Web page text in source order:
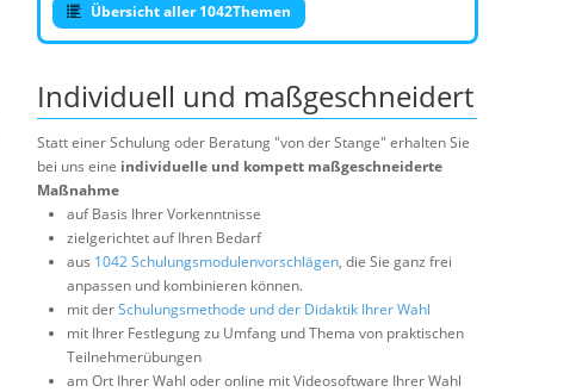
Übersicht aller 1042Themen
Individuell und maßgeschneidert
Statt einer Schulung oder Beratung "von der Stange" erhalten Sie
bei uns eine individuelle und kompett maßgeschneiderte
Maßnahme
auf Basis Ihrer Vorkenntnisse
zielgerichtet auf Ihren Bedarf
aus 1042 Schulungsmodulenvorschlägen, die Sie ganz frei
anpassen und kombinieren können.
mit derSchulungsmethode und der Didaktik Ihrer Wahl
mit Ihrer Festlegung zu Umfang und Thema von praktischen
Teilnehmerübungen
am Ort Ihrer Wahl oder online mit Videosoftware Ihrer Wahl